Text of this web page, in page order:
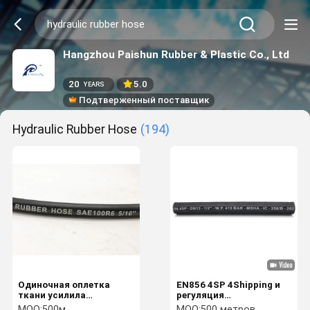
Hangzhou Paishun Rubber & Plastic Co., Ltd
20 YEARS
5.0
Подтверженный поставщик
Hydraulic Rubber Hose (194)
Одиночная оплетка
ткани усилила
гидравлическую
EN856 4SP 4Shipping и
регуляция
четырехпроводного